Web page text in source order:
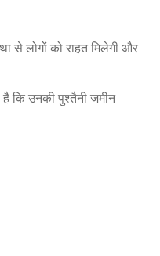
से लोगों को राहत मिलेगी और
कि उनकी पुश्तैनी जमीन